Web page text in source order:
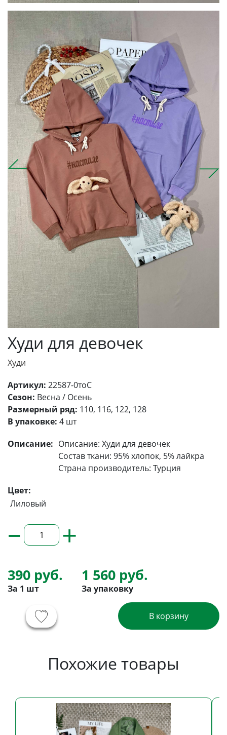
Худи для девочек
Худи
Артикул: 22587-0тоС
Сезон: Весна / Осень
Размерный ряд: 110, 116, 122, 128
В упаковке: 4 шт
Описание: Описание: Худи для девочек
Состав ткани: 95% хлопок, 5% лайкра
Страна производитель: Турция
Цвет:
Лиловый
390 руб.
За 1 шт
1 560 руб.
За упаковку
– +
В корзину
Похожие товары